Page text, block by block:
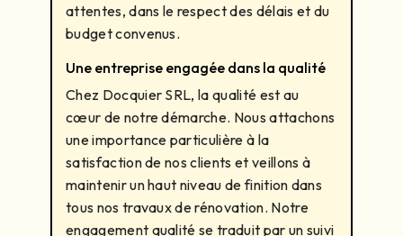
attentes, dans le respect des délais et du
budget convenus.
Une entreprise engagée dans la qualité
Chez Docquier SRL, la qualité est au
cœur de notre démarche. Nous attachons
une importance particulière à la
satisfaction de nos clients et veillons à
maintenir un haut niveau de finition dans
tous nos travaux de rénovation. Notre
engagement qualité se traduit par un suivi